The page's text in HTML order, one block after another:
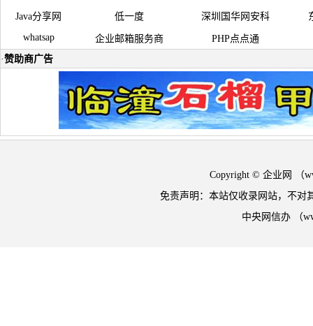
Java分享网 低一度 深圳国华网安科
whatsap
企业邮箱服务商
PHP点点通
·赞助商广告
Copyright © 企业网 （
免责声明：本站仅收录网站，不对
中央网信办 （